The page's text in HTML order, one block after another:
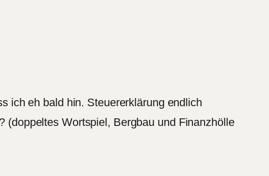
ich eh bald hin. Steuererklärung endlich
(doppeltes Wortspiel, Bergbau und Finanzhölle